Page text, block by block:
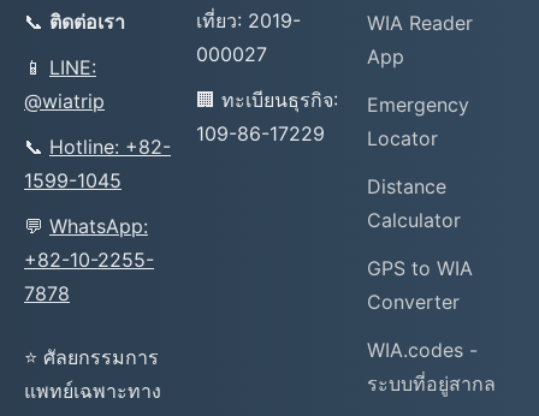
📞 ติดต่อเรา
📱 LINE:
@wiatrip
📞 Hotline: +82-
1599-1045
💬 WhatsApp:
+82-10-2255-
7878
⭐ ศัลยกรรมการ
แพทย์เฉพาะทาง
เที่ยว: 2019-
000027
🏢 ทะเบียนธุรกิจ:
109-86-17229
WIA Reader
App
Emergency
Locator
Distance
Calculator
GPS to WIA
Converter
WIA.codes -
ระบบที่อยู่สากล